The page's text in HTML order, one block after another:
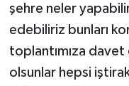
şehre neler
edebiliriz bunları
toplantımıza
olsunlar hepsi